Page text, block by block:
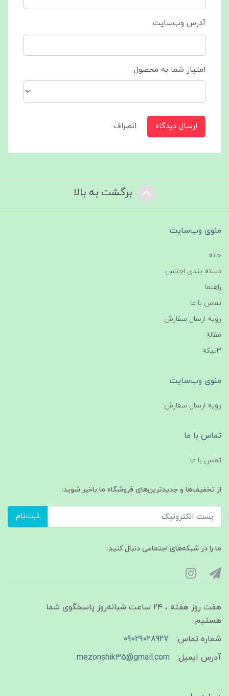
آدرس وب‌سایت
امتیاز شما به محصول
ارسال دیدگاه انصراف
برگشت به بالا
منوی وب‌سایت
خانه
دسته بندی اجناس
راهنما
تماس با ما
رویه ارسال سفارش
مقاله
3تیکه
منوی وب‌سایت
رویه ارسال سفارش
تماس با ما
تماس با ما
از تخفیف‌ها و جدیدترین‌های فروشگاه ما باخبر شوید:
ثبت‌نام
ما را در شبکه‌های اجتماعی دنبال کنید:
هفت روز هفته ، ۲۴ ساعت شبانه‌روز پاسخگوی شما
هستیم
شماره تماس:
09029028927
آدرس ایمیل:
mezonshik35@gmail.com